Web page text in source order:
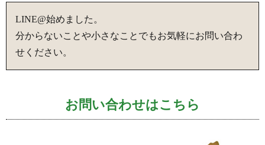
LINE@始めました。
分からないことや小さなことでもお気軽にお問い合わ
せください。
お問い合わせはこちら